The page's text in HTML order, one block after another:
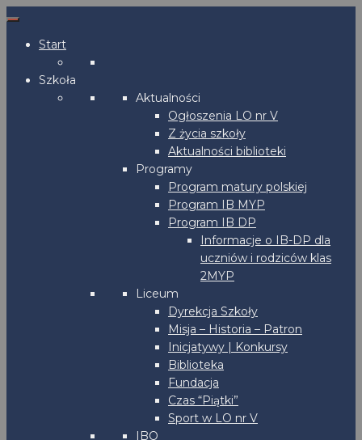
Start
Szkoła
Aktualności
Ogłoszenia LO nr V
Z życia szkoły
Aktualności biblioteki
Programy
Program matury polskiej
Program IB MYP
Program IB DP
Informacje o IB-DP dla
uczniów i rodziców klas
2MYP
Liceum
Dyrekcja Szkoły
Misja – Historia – Patron
Inicjatywy | Konkursy
Biblioteka
Fundacja
Czas “Piątki”
Sport w LO nr V
IBO